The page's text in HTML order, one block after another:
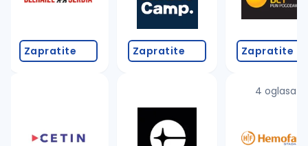
Zapratite Zapratite Zapratite
4 oglasa